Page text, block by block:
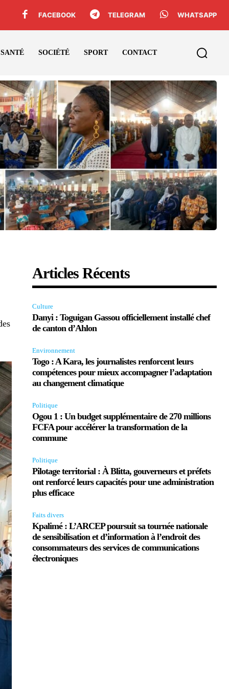
FACEBOOK TELEGRAM WHATSAPP
SANTÉ SOCIÉTÉ SPORT CONTACT
Articles Récents
Culture
Danyi : Toguigan Gassou officiellement installé chef
de canton d’Ahlon
Environnement
Togo : A Kara, les journalistes renforcent leurs
compétences pour mieux accompagner l’adaptation
au changement climatique
Politique
Ogou 1 : Un budget supplémentaire de 270 millions
FCFA pour accélérer la transformation de la
commune
Politique
Pilotage territorial : À Blitta, gouverneurs et préfets
ont renforcé leurs capacités pour une administration
plus efficace
Faits divers
Kpalimé : L’ARCEP poursuit sa tournée nationale
de sensibilisation et d’information à l’endroit des
consommateurs des services de communications
électroniques